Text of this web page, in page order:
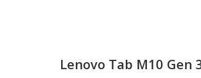
Lenovo Tab M10